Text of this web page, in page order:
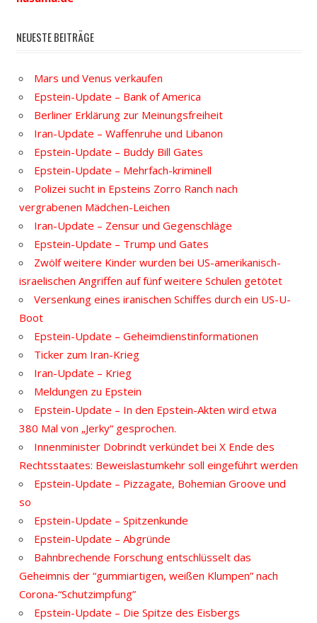
NEUESTE BEITRÄGE
Mars und Venus verkaufen
Epstein-Update – Bank of America
Berliner Erklärung zur Meinungsfreiheit
Iran-Update – Waffenruhe und Libanon
Epstein-Update – Buddy Bill Gates
Epstein-Update – Mehrfach-kriminell
Polizei sucht in Epsteins Zorro Ranch nach
vergrabenen Mädchen-Leichen
Iran-Update – Zensur und Gegenschläge
Epstein-Update – Trump und Gates
Zwölf weitere Kinder wurden bei US-amerikanisch-
israelischen Angriffen auf fünf weitere Schulen getötet
Versenkung eines iranischen Schiffes durch ein US-U-
Boot
Epstein-Update – Geheimdienstinformationen
Ticker zum Iran-Krieg
Iran-Update – Krieg
Meldungen zu Epstein
Epstein-Update – In den Epstein-Akten wird etwa
380 Mal von „Jerky“ gesprochen.
Innenminister Dobrindt verkündet bei X Ende des
Rechtsstaates: Beweislastumkehr soll eingeführt werden
Epstein-Update – Pizzagate, Bohemian Groove und
so
Epstein-Update – Spitzenkunde
Epstein-Update – Abgründe
Bahnbrechende Forschung entschlüsselt das
Geheimnis der “gummiartigen, weißen Klumpen” nach
Corona-“Schutzimpfung”
Epstein-Update – Die Spitze des Eisbergs